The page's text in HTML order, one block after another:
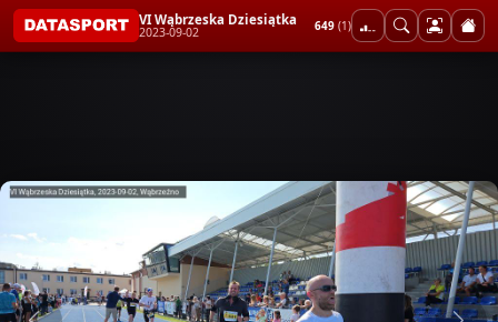
VI Wąbrzeska Dziesiątka
2023-09-02 649 (1)